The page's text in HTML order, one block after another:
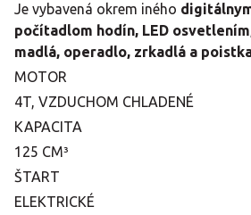
Je vybavená okrem iného
počítadlom hodín, LED
madlá, operadlo, zrkadlá a
MOTOR
4T, VZDUCHOM CHLADENÉ
KAPACITA
125 CM³
ŠTART
ELEKTRICKÉ